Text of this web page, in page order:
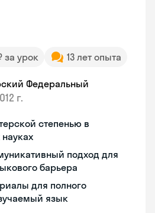
за урок 13 лет опыта
Федеральный
г.
степенью в
подход для
барьера
для полного
язык